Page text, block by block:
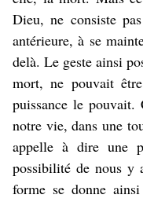
Dieu, ne consiste
antérieure, à se
delà. Le geste ainsi
mort, ne pouvait
puissance le pouvait.
notre vie, dans une
appelle à dire une
possibilité de nous y
forme se donne